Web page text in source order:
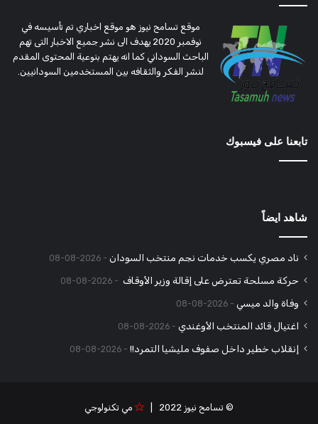
موقع تسامح نيوز هو موقع اخباري تم تأسيسه في
نوفمبر 2020 يهدف الى نشر جميع الاخبار التى تهم
الباحث السوداني كما انه يهتم بنوعية المحتوى المقدم
لنشر الفكر والثقافه بين المستخدمين السودانيين.
تابعنا على فيسبوك
شاهد ايضاً
ناد مصري يكسب خدمات نجم منتخب السودان 2026-08-08
حركة مسلحة تعترض على إقالة وزير الأوقاف 2026-08-08
وفاة والد ميسي 2026-08-08
اغتيال قائد المنتخب الأوغندي 2026-08-08
إنقلاب خطير داخل صفوف مليشيا التمرد!! 2026-08-08
© تسامح نيوز 2022 | مي تكنولوجي